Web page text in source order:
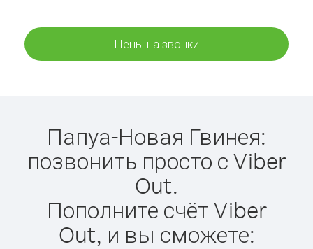
Цены на звонки
Папуа-Новая Гвинея:
позвонить просто с Viber
Out.
Пополните счёт Viber
Out, и вы сможете: